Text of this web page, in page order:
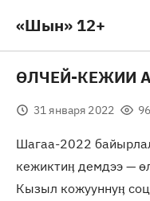
«Шын» 12+
ӨЛЧЕЙ-КЕЖИИ
31 января 2022 96
Шагаа-2022
кежиктиӊ демдээ —
Кызыл кожууннуӊ